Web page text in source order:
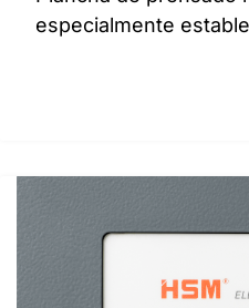
especialmente